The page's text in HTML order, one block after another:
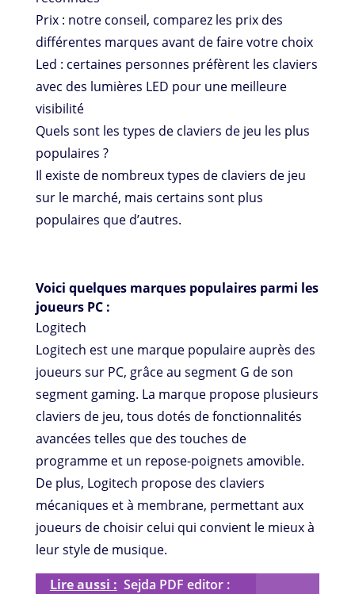
Prix ​​: notre conseil, comparez les prix des
différentes marques avant de faire votre choix
Led : certaines personnes préfèrent les claviers
avec des lumières LED pour une meilleure
visibilité
Quels sont les types de claviers de jeu les plus
populaires ?
Il existe de nombreux types de claviers de jeu
sur le marché, mais certains sont plus
populaires que d’autres.
Voici quelques marques populaires parmi les
joueurs PC :
Logitech
Logitech est une marque populaire auprès des
joueurs sur PC, grâce au segment G de son
segment gaming. La marque propose plusieurs
claviers de jeu, tous dotés de fonctionnalités
avancées telles que des touches de
programme et un repose-poignets amovible.
De plus, Logitech propose des claviers
mécaniques et à membrane, permettant aux
joueurs de choisir celui qui convient le mieux à
leur style de musique.
Lire aussi : Sejda PDF editor :